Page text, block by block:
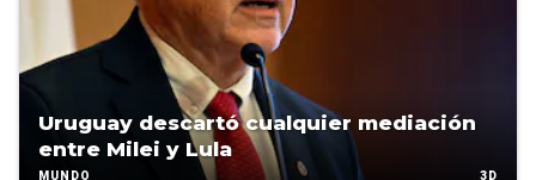
Uruguay descartó cualquier mediación
entre Milei y Lula
MUNDO 3D